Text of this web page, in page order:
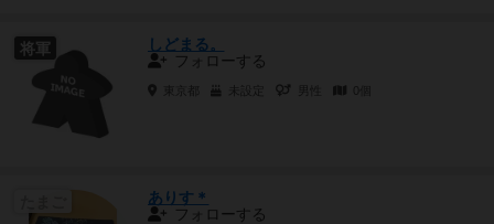
将軍
しどまる。
フォローする
東京都 未設定
ありす＊
フォローする